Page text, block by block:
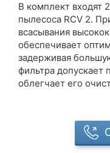
В комплект входят
пылесоса RCV 2.
всасывания
обеспечивает
задерживая
фильтра допускает
облегчает его